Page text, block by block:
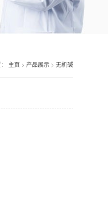
主页 > 产品展示 > 无机碱